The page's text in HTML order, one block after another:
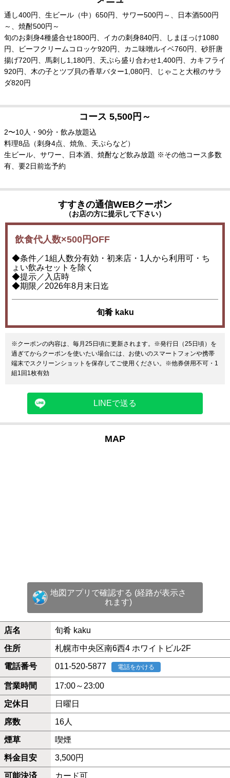
通し400円、生ビール（中）650円、サワー500円～、日本酒500円
～、焼酎500円～
旬のお刺身4種盛合せ1800円、イカの刺身840円、しまほっけ1080
円、ビーフクリームコロッケ920円、カニ味噌ルイベ760円、砂肝唐
揚げ720円、馬刺し1,180円、天ぷら盛り合わせ1,400円、カキフライ
920円、木の子とツブ貝の香草バター1,080円、じゃこと大根のサラ
ダ820円
コース 5,500円～
2〜10人・90分・飲み放題込
料理8品（刺身4点、焼魚、天ぷらなど）
生ビール、サワー、日本酒、焼酎など飲み放題 ※その他コース多数
有、要2日前迄予約
すすきの通信WEBクーポン
（お店の方に提示して下さい）
飲食代人数×500円OFF
◆条件／1組人数分有効・初来店・1人から利用可・ち
ょい飲みセットを除く
◆提示／入店時
◆期限／2026年8月末日迄
旬肴 kaku
※クーポンの内容は、毎月25日頃に更新されます。※発行日（25日頃）を
過ぎてからクーポンを使いたい場合には、お使いのスマートフォンや携帯
端末でスクリーンショットを保存してご使用ください。※他券併用不可・1
組1回1枚有効
LINEで送る
MAP
地図アプリで確認する (経路が表示さ
れます)
店名 旬肴 kaku
住所 札幌市中央区南6西4 ホワイトビル2F
電話番号 011-520-5877 電話をかける
営業時間 17:00～23:00
定休日 日曜日
席数 16人
煙草 喫煙
料金目安 3,500円
可能決済 カード可